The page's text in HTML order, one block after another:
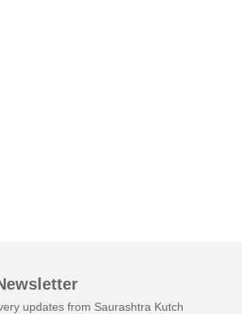
updates from Saurashtra Kutch